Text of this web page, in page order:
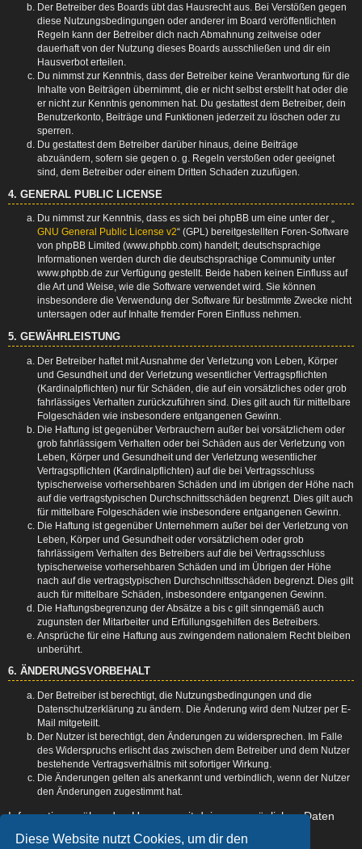
Diese Website nutzt Cookies, um dir den
Der Betreiber des Boards übt das Hausrecht aus. Bei Verstößen gegen
diese Nutzungsbedingungen oder anderer im Board veröffentlichten
Regeln kann der Betreiber dich nach Abmahnung zeitweise oder
dauerhaft von der Nutzung dieses Boards ausschließen und dir ein
Hausverbot erteilen.
Du nimmst zur Kenntnis, dass der Betreiber keine Verantwortung für die
Inhalte von Beiträgen übernimmt, die er nicht selbst erstellt hat oder die
er nicht zur Kenntnis genommen hat. Du gestattest dem Betreiber, dein
Benutzerkonto, Beiträge und Funktionen jederzeit zu löschen oder zu
sperren.
Du gestattest dem Betreiber darüber hinaus, deine Beiträge
abzuändern, sofern sie gegen o. g. Regeln verstoßen oder geeignet
sind, dem Betreiber oder einem Dritten Schaden zuzufügen.
4. GENERAL PUBLIC LICENSE
Du nimmst zur Kenntnis, dass es sich bei phpBB um eine unter der „
GNU General Public License v2“ (GPL) bereitgestellten Foren-Software
von phpBB Limited (www.phpbb.com) handelt; deutschsprachige
Informationen werden durch die deutschsprachige Community unter
www.phpbb.de zur Verfügung gestellt. Beide haben keinen Einfluss auf
die Art und Weise, wie die Software verwendet wird. Sie können
insbesondere die Verwendung der Software für bestimmte Zwecke nicht
untersagen oder auf Inhalte fremder Foren Einfluss nehmen.
5. GEWÄHRLEISTUNG
Der Betreiber haftet mit Ausnahme der Verletzung von Leben, Körper
und Gesundheit und der Verletzung wesentlicher Vertragspflichten
(Kardinalpflichten) nur für Schäden, die auf ein vorsätzliches oder grob
fahrlässiges Verhalten zurückzuführen sind. Dies gilt auch für mittelbare
Folgeschäden wie insbesondere entgangenen Gewinn.
Die Haftung ist gegenüber Verbrauchern außer bei vorsätzlichem oder
grob fahrlässigem Verhalten oder bei Schäden aus der Verletzung von
Leben, Körper und Gesundheit und der Verletzung wesentlicher
Vertragspflichten (Kardinalpflichten) auf die bei Vertragsschluss
typischerweise vorhersehbaren Schäden und im übrigen der Höhe nach
auf die vertragstypischen Durchschnittsschäden begrenzt. Dies gilt auch
für mittelbare Folgeschäden wie insbesondere entgangenen Gewinn.
Die Haftung ist gegenüber Unternehmern außer bei der Verletzung von
Leben, Körper und Gesundheit oder vorsätzlichem oder grob
fahrlässigem Verhalten des Betreibers auf die bei Vertragsschluss
typischerweise vorhersehbaren Schäden und im Übrigen der Höhe
nach auf die vertragstypischen Durchschnittsschäden begrenzt. Dies gilt
auch für mittelbare Schäden, insbesondere entgangenen Gewinn.
Die Haftungsbegrenzung der Absätze a bis c gilt sinngemäß auch
zugunsten der Mitarbeiter und Erfüllungsgehilfen des Betreibers.
Ansprüche für eine Haftung aus zwingendem nationalem Recht bleiben
unberührt.
6. ÄNDERUNGSVORBEHALT
Der Betreiber ist berechtigt, die Nutzungsbedingungen und die
Datenschutzerklärung zu ändern. Die Änderung wird dem Nutzer per E-
Mail mitgeteilt.
Der Nutzer ist berechtigt, den Änderungen zu widersprechen. Im Falle
des Widerspruchs erlischt das zwischen dem Betreiber und dem Nutzer
bestehende Vertragsverhältnis mit sofortiger Wirkung.
Die Änderungen gelten als anerkannt und verbindlich, wenn der Nutzer
den Änderungen zugestimmt hat.
Informationen über den Umgang mit deinen persönlichen Daten
sind in der Datenschutzerklärung enthalten.